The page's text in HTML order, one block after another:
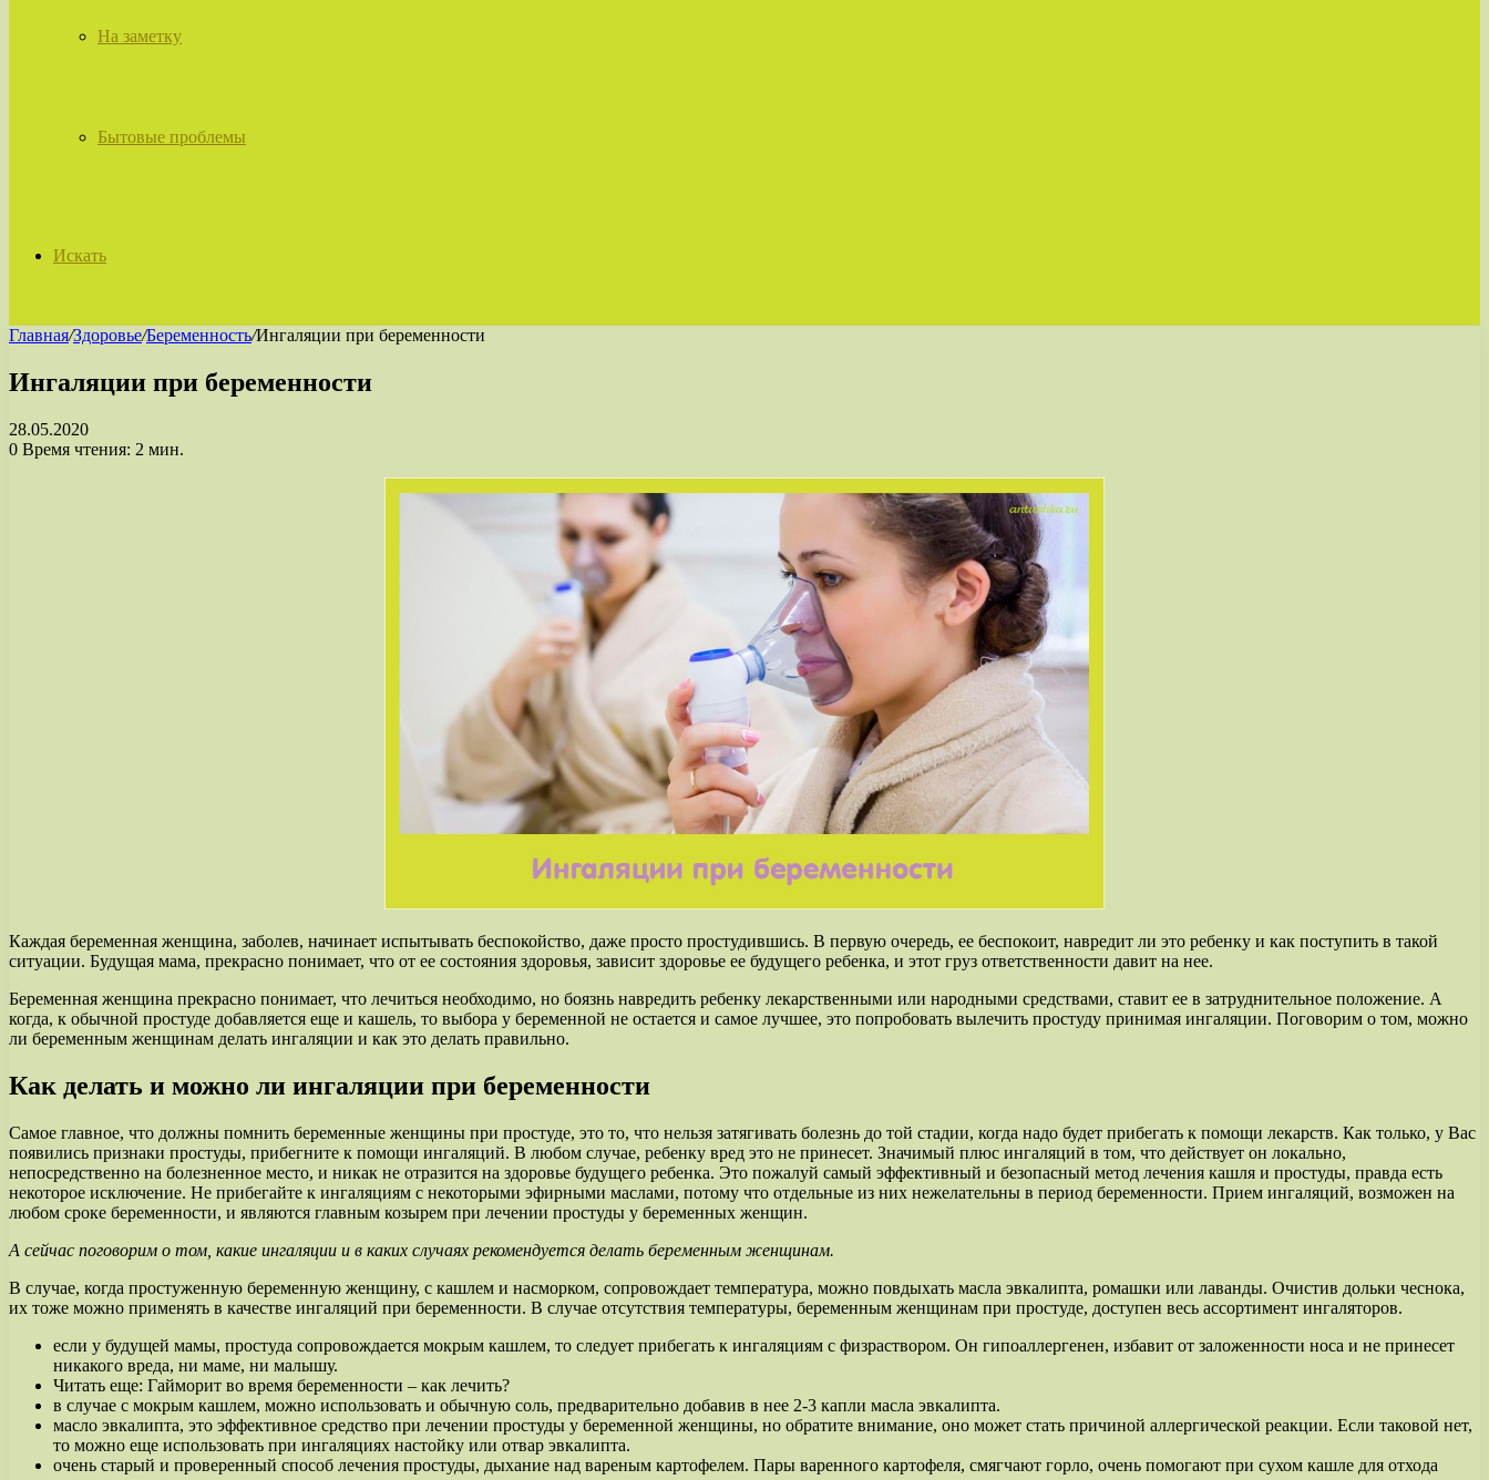
На заметку
Бытовые проблемы
Искать
Главная/Здоровье/Беременность/Ингаляции при беременности
Ингаляции при беременности
28.05.2020
0 Время чтения: 2 мин.
Каждая беременная женщина, заболев, начинает испытывать беспокойство, даже просто простудившись. В первую очередь, ее беспокоит, навредит ли это ребенку и как поступить в такой
ситуации. Будущая мама, прекрасно понимает, что от ее состояния здоровья, зависит здоровье ее будущего ребенка, и этот груз ответственности давит на нее.
Беременная женщина прекрасно понимает, что лечиться необходимо, но боязнь навредить ребенку лекарственными или народными средствами, ставит ее в затруднительное положение. А
когда, к обычной простуде добавляется еще и кашель, то выбора у беременной не остается и самое лучшее, это попробовать вылечить простуду принимая ингаляции. Поговорим о том, можно
ли беременным женщинам делать ингаляции и как это делать правильно.
Как делать и можно ли ингаляции при беременности
Самое главное, что должны помнить беременные женщины при простуде, это то, что нельзя затягивать болезнь до той стадии, когда надо будет прибегать к помощи лекарств. Как только, у Вас
появились признаки простуды, прибегните к помощи ингаляций. В любом случае, ребенку вред это не принесет. Значимый плюс ингаляций в том, что действует он локально,
непосредственно на болезненное место, и никак не отразится на здоровье будущего ребенка. Это пожалуй самый эффективный и безопасный метод лечения кашля и простуды, правда есть
некоторое исключение. Не прибегайте к ингаляциям с некоторыми эфирными маслами, потому что отдельные из них нежелательны в период беременности. Прием ингаляций, возможен на
любом сроке беременности, и являются главным козырем при лечении простуды у беременных женщин.
А сейчас поговорим о том, какие ингаляции и в каких случаях рекомендуется делать беременным женщинам.
В случае, когда простуженную беременную женщину, с кашлем и насморком, сопровождает температура, можно повдыхать масла эвкалипта, ромашки или лаванды. Очистив дольки чеснока,
их тоже можно применять в качестве ингаляций при беременности. В случае отсутствия температуры, беременным женщинам при простуде, доступен весь ассортимент ингаляторов.
если у будущей мамы, простуда сопровождается мокрым кашлем, то следует прибегать к ингаляциям с физраствором. Он гипоаллергенен, избавит от заложенности носа и не принесет
никакого вреда, ни маме, ни малышу.
Читать еще: Гайморит во время беременности – как лечить?
в случае с мокрым кашлем, можно использовать и обычную соль, предварительно добавив в нее 2-3 капли масла эвкалипта.
масло эвкалипта, это эффективное средство при лечении простуды у беременной женщины, но обратите внимание, оно может стать причиной аллергической реакции. Если таковой нет,
то можно еще использовать при ингаляциях настойку или отвар эвкалипта.
очень старый и проверенный способ лечения простуды, дыхание над вареным картофелем. Пары варенного картофеля, смягчают горло, очень помогают при сухом кашле для отхода